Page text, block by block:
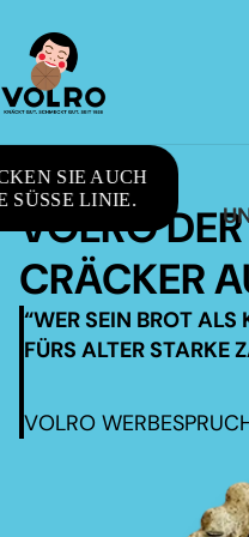
SIE AUCH
SÜSSE LINIE.
VOLRO
CRÄCKER
“WER SEIN BROT ALS
FÜRS ALTER STARKE
VOLRO